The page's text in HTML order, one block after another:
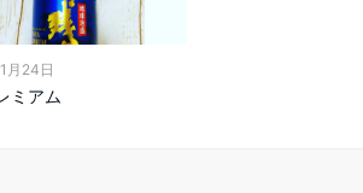
月24日
ミアム